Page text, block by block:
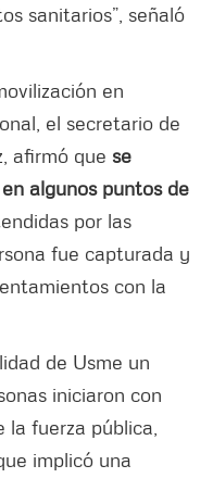
sanitarios”, señaló
en
el secretario de
afirmó que se
algunos puntos de
por las
fue capturada y
con la
de Usme un
iniciaron con
la fuerza pública,
implicó una